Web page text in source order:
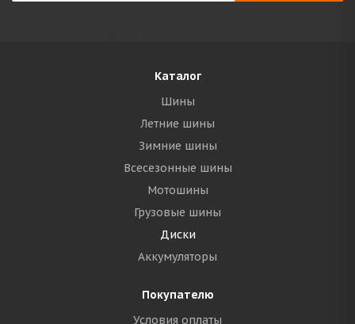
Каталог
Шины
Летние шины
Зимние шины
Всесезонные шины
Мотошины
Грузовые шины
Диски
Аккумуляторы
Покупателю
Условия оплаты